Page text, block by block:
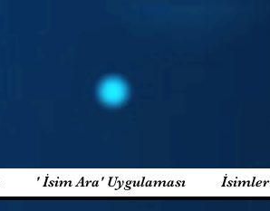
' İsim Ara' Uygulaması İsimler